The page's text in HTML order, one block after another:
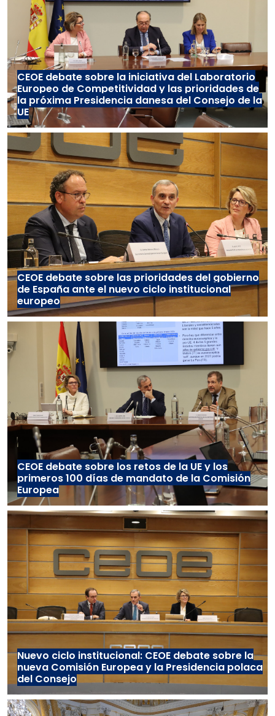
CEOE debate sobre la iniciativa del Laboratorio
Europeo de Competitividad y las prioridades de
la próxima Presidencia danesa del Consejo de la
UE
CEOE debate sobre las prioridades del gobierno
de España ante el nuevo ciclo institucional
europeo
CEOE debate sobre los retos de la UE y los
primeros 100 días de mandato de la Comisión
Europea
Nuevo ciclo institucional: CEOE debate sobre la
nueva Comisión Europea y la Presidencia polaca
del Consejo